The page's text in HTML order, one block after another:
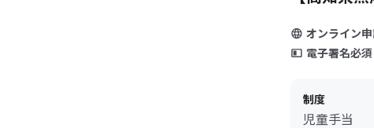
オンライン
電子署名必須
制度
児童手当